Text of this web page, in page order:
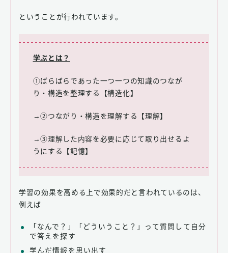
ということが行われています。
学ぶとは？
①ばらばらであった一つ一つの知識のつなが
り・構造を整理する【構造化】
→②つながり・構造を理解する【理解】
→③理解した内容を必要に応じて取り出せるよ
うにする【記憶】
学習の効果を高める上で効果的だと言われているのは、
例えば
「なんで？」「どういうこと？」って質問して自分
で答えを探す
学んだ情報を思い出す